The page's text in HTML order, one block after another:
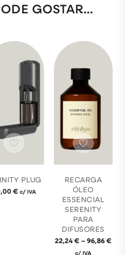
GOSTAR…
PLUG
€ c/ IVA
RECARGA
ÓLEO
ESSENCIAL
SERENITY
PARA
DIFUSORES
22,24€ – 96,86€
c/ IVA